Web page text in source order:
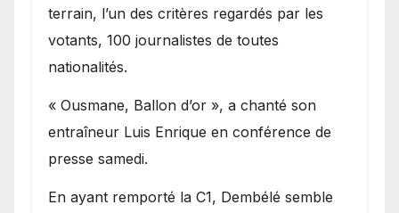
terrain, l’un des critères regardés par les
votants, 100 journalistes de toutes
nationalités.
« Ousmane, Ballon d’or », a chanté son
entraîneur Luis Enrique en conférence de
presse samedi.
En ayant remporté la C1, Dembélé semble